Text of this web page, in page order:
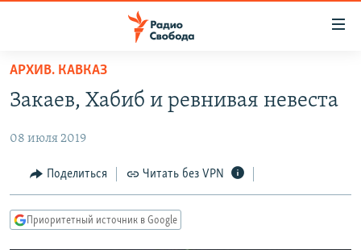
упрощенного
доступа
содержанию
Вернутся
ПОДКАСТЫ
АВТОРСКИЕ ПРОЕКТЫ
ЦИТАТЫ СВОБОДЫ
КУЛЬТУРА
АРХИВ. КАВКАЗ
Закаев, Хабиб и ревнивая невеста
08 июля 2019
Поделиться Читать без VPN
Приоритетный источник в Google